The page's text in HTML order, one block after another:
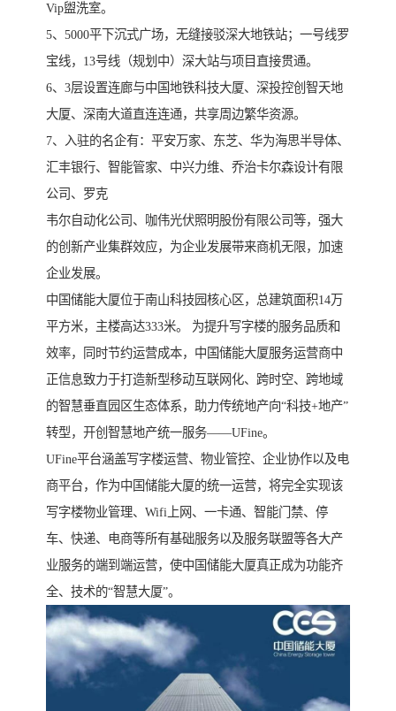
Vip盥洗室。
5、5000平下沉式广场，无缝接驳深大地铁站；一号线罗
宝线，13号线（规划中）深大站与项目直接贯通。
6、3层设置连廊与中国地铁科技大厦、深投控创智天地
大厦、深南大道直连连通，共享周边繁华资源。
7、入驻的名企有：平安万家、东芝、华为海思半导体、
汇丰银行、智能管家、中兴力维、乔治卡尔森设计有限
公司、罗克
韦尔自动化公司、咖伟光伏照明股份有限公司等，强大
的创新产业集群效应，为企业发展带来商机无限，加速
企业发展。
中国储能大厦位于南山科技园核心区，总建筑面积14万
平方米，主楼高达333米。 为提升写字楼的服务品质和
效率，同时节约运营成本，中国储能大厦服务运营商中
正信息致力于打造新型移动互联网化、跨时空、跨地域
的智慧垂直园区生态体系，助力传统地产向“科技+地产”
转型，开创智慧地产统一服务——UFine。
UFine平台涵盖写字楼运营、物业管控、企业协作以及电
商平台，作为中国储能大厦的统一运营，将完全实现该
写字楼物业管理、Wifi上网、一卡通、智能门禁、停
车、快递、电商等所有基础服务以及服务联盟等各大产
业服务的端到端运营，使中国储能大厦真正成为功能齐
全、技术的“智慧大厦”。